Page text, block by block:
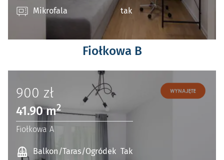
Fiołkowa B
Mikrofala
tak
900 zł
41.90 m2
Fiołkowa A
Balkon/Taras/Ogródek Tak